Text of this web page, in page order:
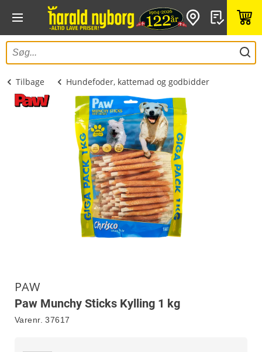
Tilbage Hundefoder, kattemad og godbidder
PAW
Paw Munchy Sticks Kylling 1 kg
Varenr. 37617